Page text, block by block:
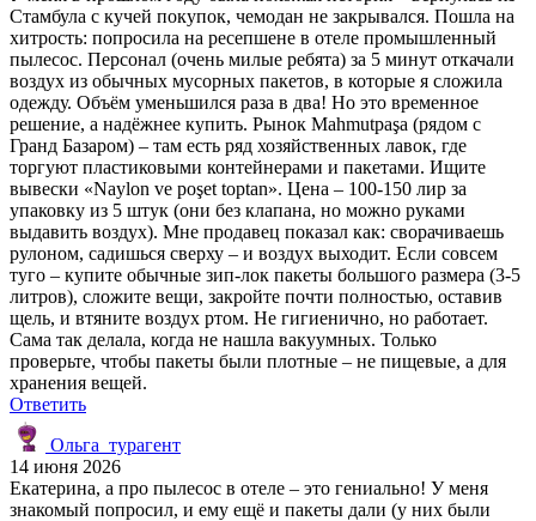
Стамбула с кучей покупок, чемодан не закрывался. Пошла на
хитрость: попросила на ресепшене в отеле промышленный
пылесос. Персонал (очень милые ребята) за 5 минут откачали
воздух из обычных мусорных пакетов, в которые я сложила
одежду. Объём уменьшился раза в два! Но это временное
решение, а надёжнее купить. Рынок Mahmutpaşa (рядом с
Гранд Базаром) – там есть ряд хозяйственных лавок, где
торгуют пластиковыми контейнерами и пакетами. Ищите
вывески «Naylon ve poşet toptan». Цена – 100-150 лир за
упаковку из 5 штук (они без клапана, но можно руками
выдавить воздух). Мне продавец показал как: сворачиваешь
рулоном, садишься сверху – и воздух выходит. Если совсем
туго – купите обычные зип-лок пакеты большого размера (3-5
литров), сложите вещи, закройте почти полностью, оставив
щель, и втяните воздух ртом. Не гигиенично, но работает.
Сама так делала, когда не нашла вакуумных. Только
проверьте, чтобы пакеты были плотные – не пищевые, а для
хранения вещей.
Ответить
Ольга_турагент
14 июня 2026
Екатерина, а про пылесос в отеле – это гениально! У меня
знакомый попросил, и ему ещё и пакеты дали (у них были